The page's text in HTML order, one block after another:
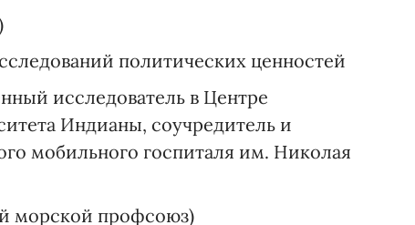
политических ценностей
исследователь в Центре
Индианы, соучредитель и
мобильного госпиталя им. Николая
морской профсоюз)